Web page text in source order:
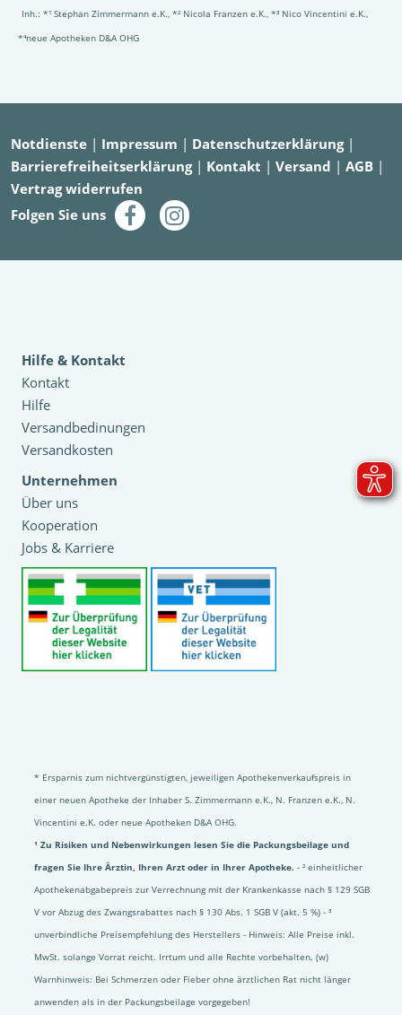
Inh.: *¹ Stephan Zimmermann e.K., *² Nicola Franzen e.K., *³ Nico Vincentini e.K.,
*⁴neue Apotheken D&A OHG
Notdienste | Impressum | Datenschutzerklärung|
Barrierefreiheitserklärung| Kontakt | Versand | AGB |
Vertrag widerrufen
Folgen Sie uns
Hilfe & Kontakt
Kontakt
Hilfe
Versandbedinungen
Versandkosten
Unternehmen
Über uns
Kooperation
Jobs & Karriere
* Ersparnis zum nichtvergünstigten, jeweiligen Apothekenverkaufspreis in
einer neuen Apotheke der Inhaber S. Zimmermann e.K., N. Franzen e.K., N.
Vincentini e.K. oder neue Apotheken D&A OHG.
¹ Zu Risiken und Nebenwirkungen lesen Sie die Packungsbeilage und
fragen Sie Ihre Ärztin, Ihren Arzt oder in Ihrer Apotheke. - ² einheitlicher
Apothekenabgabepreis zur Verrechnung mit der Krankenkasse nach § 129 SGB
V vor Abzug des Zwangsrabattes nach § 130 Abs. 1 SGB V (akt. 5 %) - ³
unverbindliche Preisempfehlung des Herstellers - Hinweis: Alle Preise inkl.
MwSt. solange Vorrat reicht. Irrtum und alle Rechte vorbehalten. (w)
Warnhinweis: Bei Schmerzen oder Fieber ohne ärztlichen Rat nicht länger
anwenden als in der Packungsbeilage vorgegeben!